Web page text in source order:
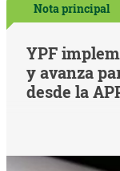
Nota principal
YPF
y avanza
desde la